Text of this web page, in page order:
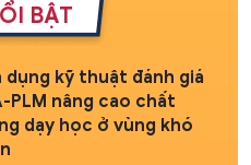
BẬT
dụng kỹ thuật đánh giá
PLM nâng cao chất
dạy học ở vùng khó